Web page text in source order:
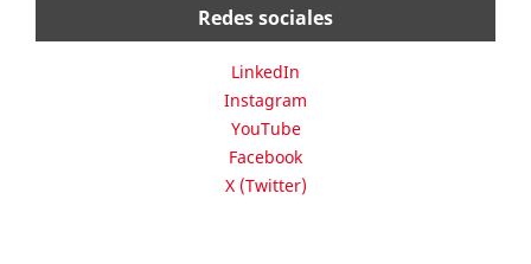
Redes sociales
LinkedIn
Instagram
YouTube
Facebook
X (Twitter)